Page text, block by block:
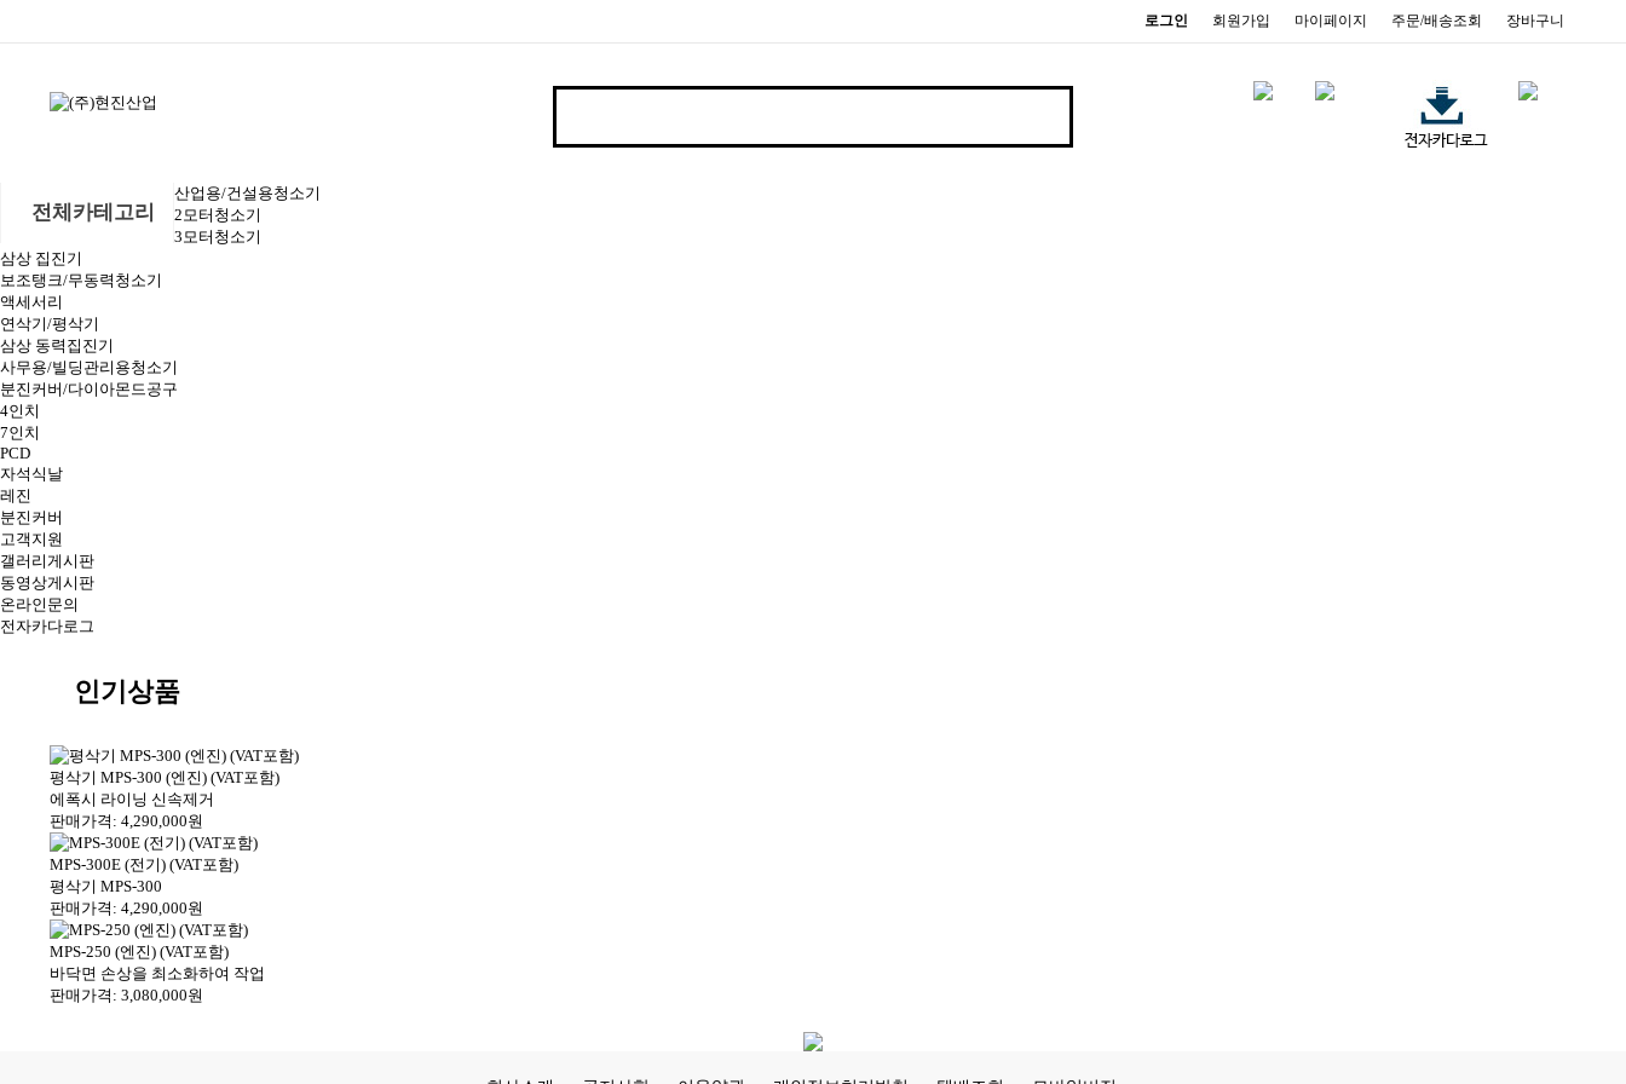
장바구니
주문/배송조회
마이페이지
회원가입
로그인
전체카테고리
산업용/건설용청소기
2모터청소기
3모터청소기
삼상 집진기
보조탱크/무동력청소기
액세서리
연삭기/평삭기
삼상 동력집진기
사무용/빌딩관리용청소기
분진커버/다이아몬드공구
4인치
7인치
PCD
자석식날
레진
분진커버
고객지원
갤러리게시판
동영상게시판
온라인문의
전자카다로그
인기상품
평삭기 MPS-300 (엔진) (VAT포함)
에폭시 라이닝 신속제거
판매가격: 4,290,000원
MPS-300E (전기) (VAT포함)
평삭기 MPS-300
판매가격: 4,290,000원
MPS-250 (엔진) (VAT포함)
바닥면 손상을 최소화하여 작업
판매가격: 3,080,000원